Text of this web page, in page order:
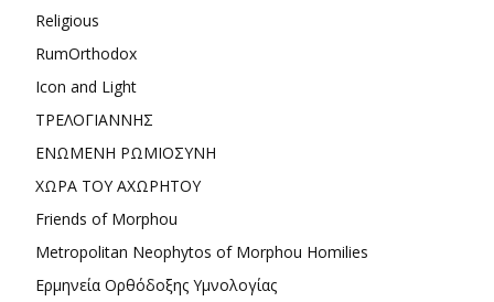
Religious
RumOrthodox
Icon and Light
ΤΡΕΛΟΓΙΑΝΝΗΣ
ΕΝΩΜΕΝΗ ΡΩΜΙΟΣΥΝΗ
ΧΩΡΑ ΤΟΥ ΑΧΩΡΗΤΟΥ
Friends of Morphou
Metropolitan Neophytos of Morphou Homilies
Ερμηνεία Ορθόδοξης Υμνολογίας